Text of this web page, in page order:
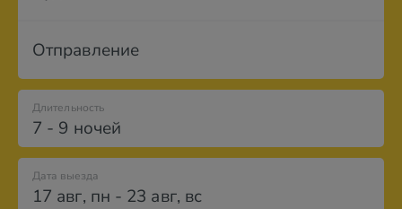
Отправление
7 - 9 ночей
Длительность
Дата выезда
17 авг, пн - 23 авг, вс